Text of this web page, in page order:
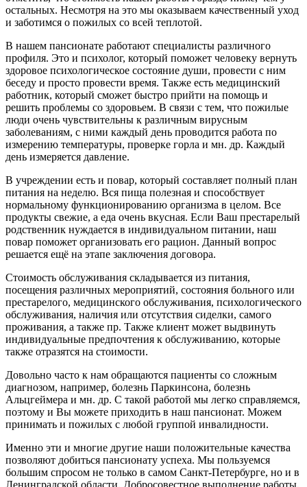
остальных. Несмотря на это мы оказываем качественный уход
и заботимся о пожилых со всей теплотой.
В нашем пансионате работают специалисты различного
профиля. Это и психолог, который поможет человеку вернуть
здоровое психологическое состояние души, провести с ним
беседу и просто провести время. Также есть медицинский
работник, который сможет быстро прийти на помощь и
решить проблемы со здоровьем. В связи с тем, что пожилые
люди очень чувствительны к различным вирусным
заболеваниям, с ними каждый день проводится работа по
измерению температуры, проверке горла и мн. др. Каждый
день измеряется давление.
В учреждении есть и повар, который составляет полный план
питания на неделю. Вся пища полезная и способствует
нормальному функционированию организма в целом. Все
продукты свежие, а еда очень вкусная. Если Ваш престарелый
родственник нуждается в индивидуальном питании, наш
повар поможет организовать его рацион. Данный вопрос
решается ещё на этапе заключения договора.
Стоимость обслуживания складывается из питания,
посещения различных мероприятий, состояния больного или
престарелого, медицинского обслуживания, психологического
обслуживания, наличия или отсутствия сиделки, самого
проживания, а также пр. Также клиент может выдвинуть
индивидуальные предпочтения к обслуживанию, которые
также отразятся на стоимости.
Довольно часто к нам обращаются пациенты со сложным
диагнозом, например, болезнь Паркинсона, болезнь
Альцгеймера и мн. др. С такой работой мы легко справляемся,
поэтому и Вы можете приходить в наш пансионат. Можем
принимать и пожилых с любой группой инвалидности.
Именно эти и многие другие наши положительные качества
позволяют добиться пансионату успеха. Мы пользуемся
большим спросом не только в самом Санкт-Петербурге, но и в
Ленинградской области. Добросовестное выполнение работы,